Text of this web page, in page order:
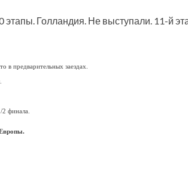
этапы. Голландия. Не выступали. 11-й
в предварительных заездах.
финала.